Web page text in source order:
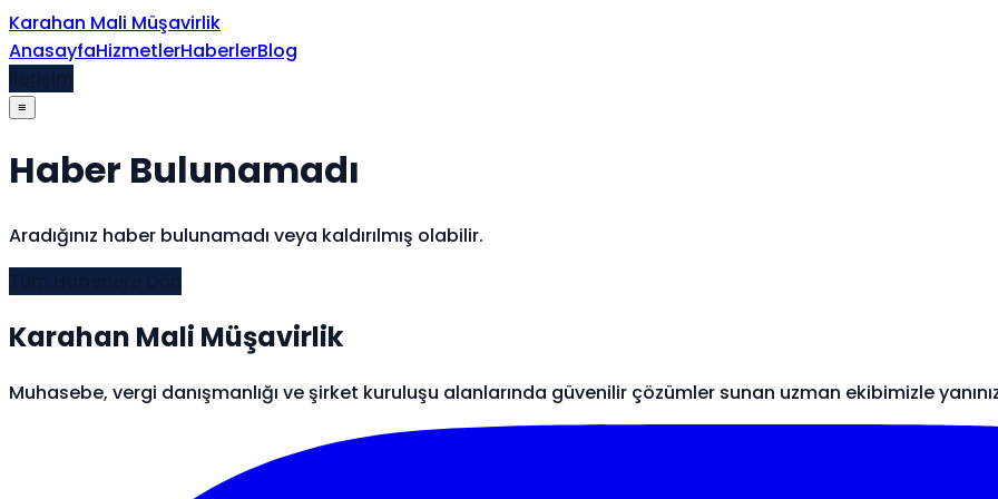
İçeriğe atla
Karahan Mali Müşavirlik
AnasayfaHizmetlerHaberlerBlog
≡
Haber Bulunamadı
Aradığınız haber bulunamadı veya kaldırılmış olabilir.
Karahan Mali Müşavirlik
Muhasebe, vergi danışmanlığı ve şirket kuruluşu alanlarında güvenilir çözümler sunan uzman ekibimizle